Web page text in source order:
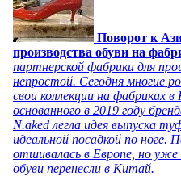
Поворот к
производства обуви на
партнерской фабрики для
непростой. Сегодня многие
свои коллекции на фабриках
основанного в 2019 году
N.aked легла идея выпуска
идеальной посадкой по ноге.
отшивалась в Европе, но уже
обуви перенесли в Китай.